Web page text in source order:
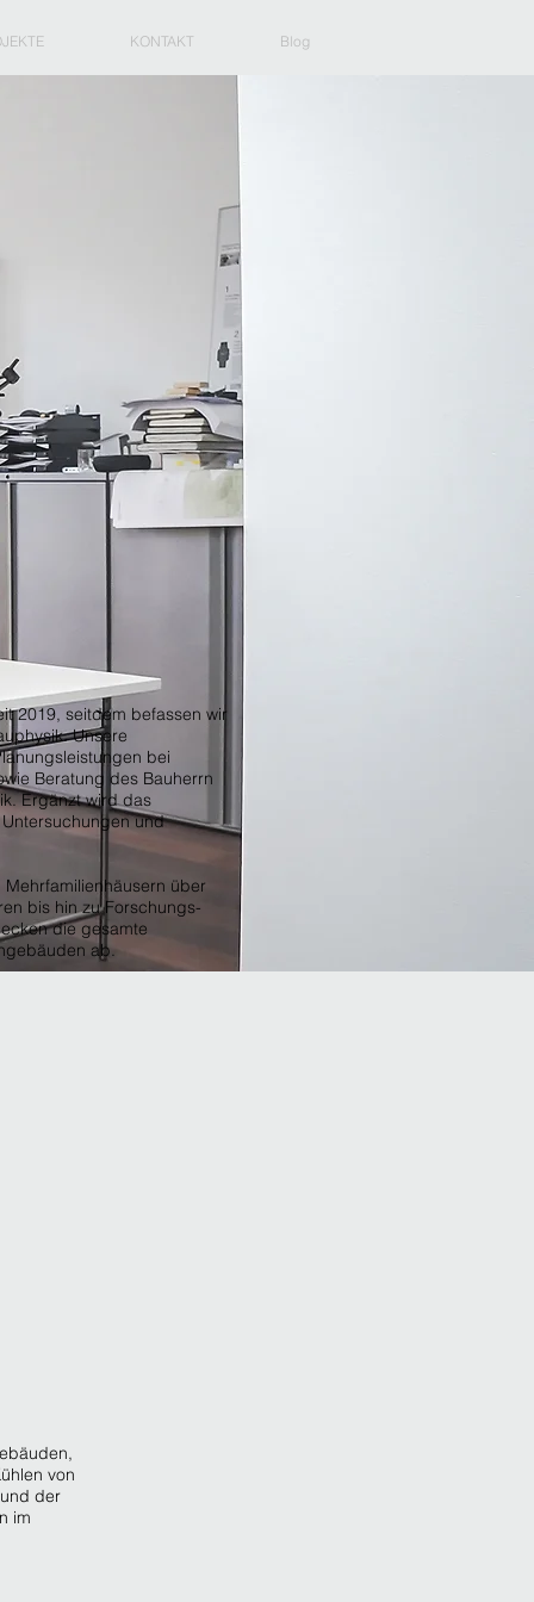
KONTAKT Blog
2019, seitdem befassen wir
Unsere
bei
Beratung des Bauherrn
Ergänzt wird das
und
über
bis hin zu Forschungs-
die gesamte
ab.
von
der
im